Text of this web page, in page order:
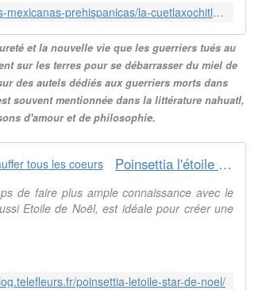
http://www.mitos-mexicanos.com/leyendas-mexicanas-prehispanicas/la-cuetlaxochitl-flor-de-noche-buena.html
et la nouvelle vie que les guerriers tués au
sur les terres pour se débarrasser du miel de
des autels dédiés aux guerriers morts dans
souvent mentionnée dans la littérature nahuatl,
d'amour et de philosophie.
Poinsettia l'étoile star de Noël pour réchauffer tous les coeurs
de faire plus ample connaissance avec le
Etoile de Noël, est idéale pour créer une
poinsettia-letoile-star-de-noel/